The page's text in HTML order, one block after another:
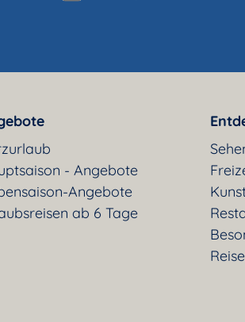
- Angebote
Angebote
ab 6 Tage